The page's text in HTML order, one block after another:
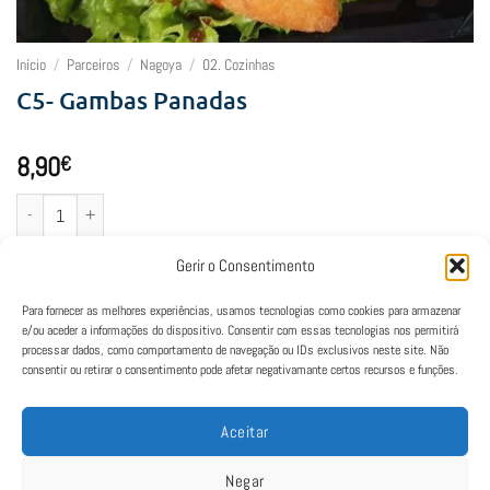
Gerir o Consentimento
Para fornecer as melhores experiências, usamos tecnologias como cookies para armazenar
e/ou aceder a informações do dispositivo. Consentir com essas tecnologias nos permitirá
processar dados, como comportamento de navegação ou IDs exclusivos neste site. Não
consentir ou retirar o consentimento pode afetar negativamante certos recursos e funções.
Aceitar
Negar
Início / Parceiros / Nagoya / 02. Cozinhas
C5- Gambas Panadas
8,90€
Quantidade de C5- Gambas Panadas
Adicionar